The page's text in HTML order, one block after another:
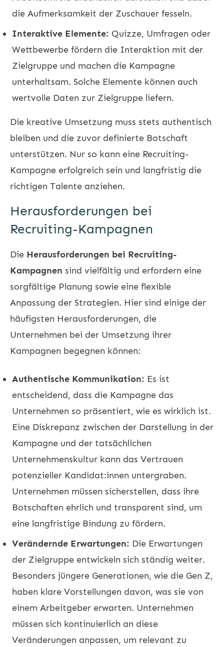
die Aufmerksamkeit der Zuschauer fesseln.
Interaktive Elemente: Quizze, Umfragen oder
Wettbewerbe fördern die Interaktion mit der
Zielgruppe und machen die Kampagne
unterhaltsam. Solche Elemente können auch
wertvolle Daten zur Zielgruppe liefern.
Die kreative Umsetzung muss stets authentisch
bleiben und die zuvor definierte Botschaft
unterstützen. Nur so kann eine Recruiting-
Kampagne erfolgreich sein und langfristig die
richtigen Talente anziehen.
Herausforderungen bei
Recruiting-Kampagnen
Die Herausforderungen bei Recruiting-
Kampagnen sind vielfältig und erfordern eine
sorgfältige Planung sowie eine flexible
Anpassung der Strategien. Hier sind einige der
häufigsten Herausforderungen, die
Unternehmen bei der Umsetzung ihrer
Kampagnen begegnen können:
Authentische Kommunikation: Es ist
entscheidend, dass die Kampagne das
Unternehmen so präsentiert, wie es wirklich ist.
Eine Diskrepanz zwischen der Darstellung in der
Kampagne und der tatsächlichen
Unternehmenskultur kann das Vertrauen
potenzieller Kandidat:innen untergraben.
Unternehmen müssen sicherstellen, dass ihre
Botschaften ehrlich und transparent sind, um
eine langfristige Bindung zu fördern.
Verändernde Erwartungen: Die Erwartungen
der Zielgruppe entwickeln sich ständig weiter.
Besonders jüngere Generationen, wie die Gen Z,
haben klare Vorstellungen davon, was sie von
einem Arbeitgeber erwarten. Unternehmen
müssen sich kontinuierlich an diese
Veränderungen anpassen, um relevant zu